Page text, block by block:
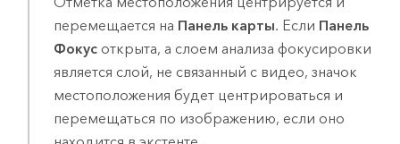
перемещается на Панель карты. Если Панель
Фокусоткрыта, а слоем анализа фокусировки
является слой, не связанный с видео, значок
местоположения будет центрироваться и
перемещаться по изображению, если оно